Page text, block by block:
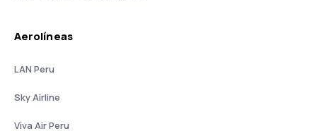
Aerolíneas
LAN Peru
Sky Airline
Viva Air Peru